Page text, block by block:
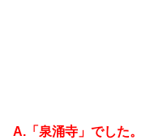
A.「泉涌寺」でした。